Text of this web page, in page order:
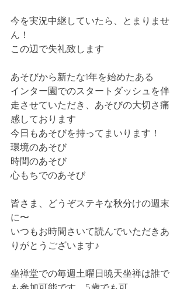
今を実況中継していたら、とまりませ
ん！
この辺で失礼致します
あそびから新たな1年を始めたある
インター園でのスタートダッシュを伴
走させていただき、あそびの大切さ痛
感しております
今日もあそびを持ってまいります！
環境のあそび
時間のあそび
心もちでのあそび
皆さま、どうぞステキな秋分けの週末
に〜
いつもお時間さいて読んでいただきあ
りがとうございます♪
坐禅堂での毎週土曜日暁天坐禅は誰で